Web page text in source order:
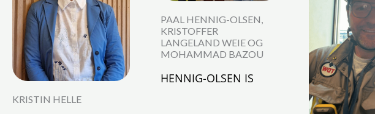
KRISTIN HELLE
PAAL HENNIG-OLSEN,
KRISTOFFER
LANGELAND WEIE OG
MOHAMMAD BAZOU
HENNIG-OLSEN IS